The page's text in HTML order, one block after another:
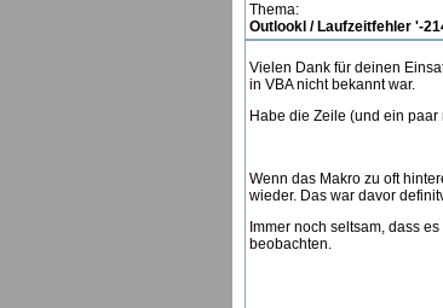
Thema:
Outlookl / Laufzeitfehler '-
Vielen Dank für deinen
in VBA nicht bekannt war.
Habe die Zeile (und ein
Wenn das Makro zu oft
wieder. Das war davor
Immer noch seltsam, dass
beobachten.